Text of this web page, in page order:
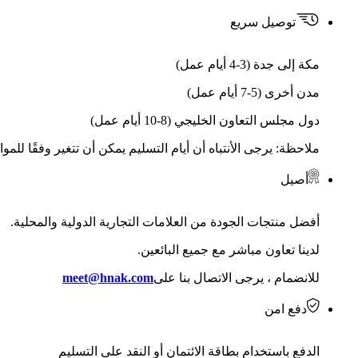
توصيل سريع
مكة إلى جدة (3-4 أيام عمل)
مدن أخرى (5-7 أيام عمل)
دول مجلس التعاون الخليجي (8-10 أيام عمل)
ملاحظة: يرجى الأنتباه أن أيام التسليم يمكن أن تتغير وفقًا
أصيل
أفضل منتجات الجودة من العلامات التجارية الدولية والمحلية.
لدينا تعاون مباشر مع جميع البائعين.
للانضمام ، يرجى الاتصال بنا علىmeet@hnak.com
دفع امن
الدفع باستخدام بطاقة الائتمان أو النقد على التسليم